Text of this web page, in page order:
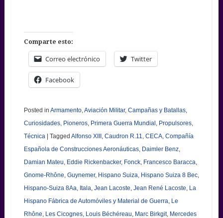
Comparte esto:
Correo electrónico Twitter
Facebook
Posted in Armamento, Aviación Militar, Campañas y Batallas,
Curiosidades, Pioneros, Primera Guerra Mundial Propulsores,
Técnica | Tagged Alfonso XIII, Caudron R.11 CECA, Compañía
Española de Construcciones Aeronáuticas, Daimler Benz,
Damian Mateu Eddie Rickenbacker, Fonck, Francesco Baracca
Gnome-Rhône Guynemer, Hispano Suiza Hispano Suiza 8 Bec,
Hispano-Suiza 8Aa Itala Jean Lacoste Jean René Lacoste La
Hispano Fábrica de Automóviles y Material de Guerra Le
Rhône Les Cicognes, Louis Béchéreau Marc Birkgit, Mercedes